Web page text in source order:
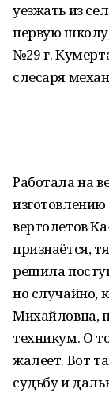
уезжать из
первую
№29 г.
слесаря
Работала на
вертолетов
признаётся,
решила
но случайно,
Михайловна,
техникум. О
жалеет. Вот
судьбу и